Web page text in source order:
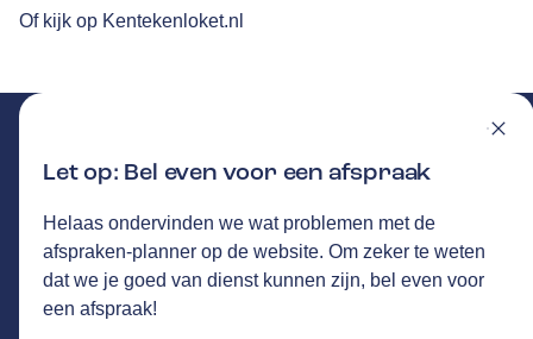
Of kijk op Kentekenloket.nl
Let op: Bel even voor een afspraak
Helaas ondervinden we wat problemen met de
afspraken-planner op de website. Om zeker te weten
dat we je goed van dienst kunnen zijn, bel even voor
een afspraak!
TEO WELLES
GA NAAR DE HOMEPAGINA
Route
De Loads 1, 8491PH
klanten waarderen Autovakmeester Teo